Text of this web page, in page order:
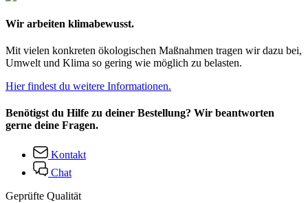
Wir arbeiten klimabewusst.
Mit vielen konkreten ökologischen Maßnahmen tragen wir dazu bei,
Umwelt und Klima so gering wie möglich zu belasten.
Hier findest du weitere Informationen.
Benötigst du Hilfe zu deiner Bestellung? Wir beantworten
gerne deine Fragen.
Kontakt
Chat
Geprüfte Qualität